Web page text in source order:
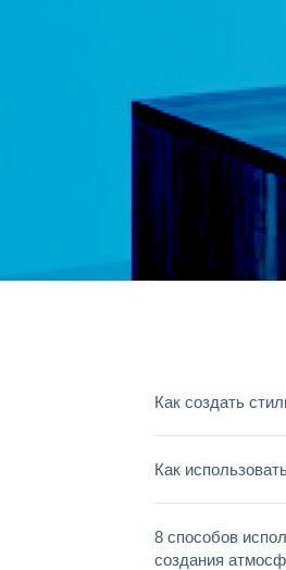
Как создать
Как
8 способов
создания